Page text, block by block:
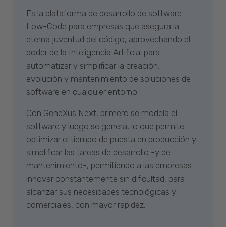
Es la plataforma de desarrollo de software
Low-Code para empresas que asegura la
eterna juventud del código, aprovechando el
poder de la Inteligencia Artificial para
automatizar y simplificar la creación,
evolución y mantenimiento de soluciones de
software en cualquier entorno.
Con GeneXus Next, primero se modela el
software y luego se genera, lo que permite
optimizar el tiempo de puesta en producción y
simplificar las tareas de desarrollo -y de
mantenimiento-, permitiendo a las empresas
innovar constantemente sin dificultad, para
alcanzar sus necesidades tecnológicas y
comerciales, con mayor rapidez.